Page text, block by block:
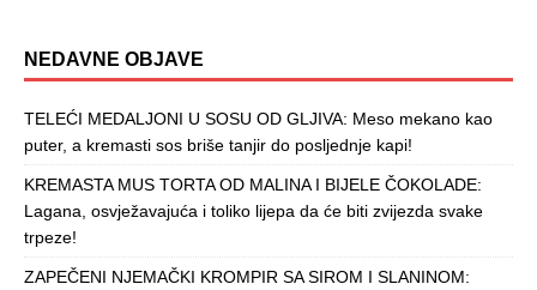
NEDAVNE OBJAVE
TELEĆI MEDALJONI U SOSU OD GLJIVA: Meso mekano kao
puter, a kremasti sos briše tanjir do posljednje kapi!
KREMASTA MUS TORTA OD MALINA I BIJELE ČOKOLADE:
Lagana, osvježavajuća i toliko lijepa da će biti zvijezda svake
trpeze!
ZAPEČENI NJEMAČKI KROMPIR SA SIROM I SLANINOM: